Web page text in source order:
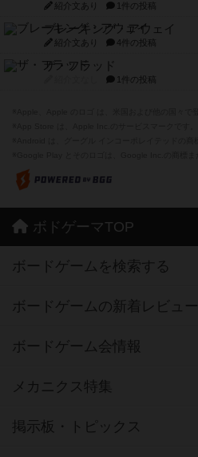
紹介文あり 1件の投稿
ブレーキング・アウェイ
紹介文あり 4件の投稿
ザ・フラッド
1件の投稿
ボドゲーマTOP
ボードゲームを検索する
ボードゲームの新着レビュー
ボードゲーム会情報
メカニクス特集
掲示板・トピックス